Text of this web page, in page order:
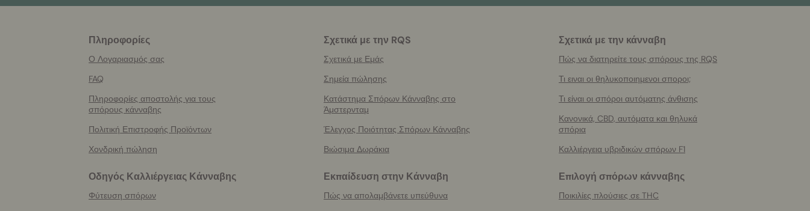
Πληροφορίες
Ο Λογαριασμός σας
FAQ
Πληροφορίες αποστολής για τους
σπόρους κάνναβης
Πολιτική Επιστροφής Προϊόντων
Χονδρική πώληση
Σχετικά με την RQS
Σχετικά με Εμάς
Σημεία πώλησης
Κατάστημα Σπόρων Κάνναβης στο
Άμστερνταμ
Έλεγχος Ποιότητας Σπόρων Κάνναβης
Βιώσιμα Δωράκια
Σχετικά με την κάνναβη
Πώς να διατηρείτε τους σπόρους της RQS
Τι ειναι οι θηλυκοποιημενοι σποροι;
Τι είναι οι σπόροι αυτόματης άνθισης
Κανονικά, CBD, αυτόματα και θηλυκά
σπόρια
Καλλιέργεια υβριδικών σπόρων F1
Οδηγός Καλλιέργειας Κάνναβης
Φύτευση σπόρων
Εκπαίδευση στην Κάνναβη
Πώς να απολαμβάνετε υπεύθυνα
Επιλογή σπόρων κάνναβης
Ποικιλίες πλούσιες σε THC